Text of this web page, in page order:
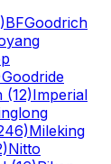
BFGoodrich
Goodride
(12)Imperial
Mileking
Nitto